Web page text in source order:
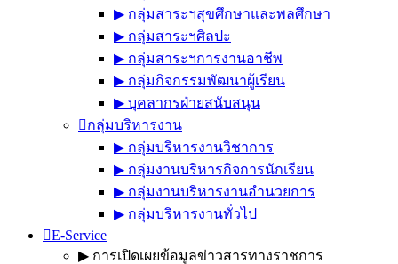
▶︎ กลุ่มสาระฯสุขศึกษาและพลศึกษา
▶︎ กลุ่มสาระฯศิลปะ
▶︎ กลุ่มสาระฯการงานอาชีพ
▶︎ กลุ่มกิจกรรมพัฒนาผู้เรียน
▶︎ บุคลากรฝ่ายสนับสนุน
กลุ่มบริหารงาน
▶︎ กลุ่มบริหารงานวิชาการ
▶︎ กลุ่มงานบริหารกิจการนักเรียน
▶︎ กลุ่มงานบริหารงานอำนวยการ
▶︎ กลุ่มบริหารงานทั่วไป
E-Service
▶︎ การเปิดเผยข้อมูลข่าวสารทางราชการ